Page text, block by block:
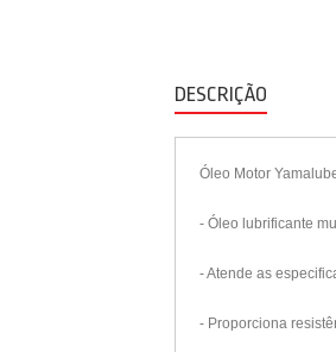
DESCRIÇÃO
Óleo Motor
- Óleo lubrificante
- Atende as
- Proporciona